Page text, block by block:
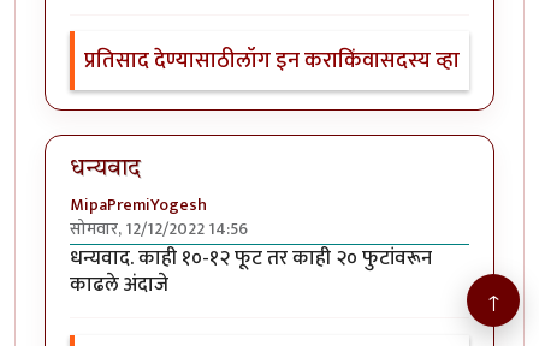
प्रतिसाद देण्यासाठीलॉग इन कराकिंवासदस्य व्हा
धन्यवाद
MipaPremiYogesh
सोमवार, 12/12/2022 14:56
धन्यवाद. काही १०-१२ फूट तर काही २० फुटांवरून
काढले अंदाजे ↑